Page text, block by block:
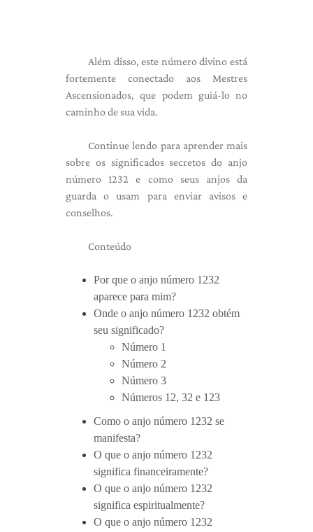
Além disso, este número divino está
fortemente conectado aos Mestres
Ascensionados, que podem guiá-lo no
caminho de sua vida.
Continue lendo para aprender mais
sobre os significados secretos do anjo
número 1232 e como seus anjos da
guarda o usam para enviar avisos e
conselhos.
Conteúdo
Por que o anjo número 1232
aparece para mim?
Onde o anjo número 1232 obtém
seu significado?
Número 1
Número 2
Número 3
Números 12, 32 e 123
Como o anjo número 1232 se
manifesta?
O que o anjo número 1232
significa financeiramente?
O que o anjo número 1232
significa espiritualmente?
O que o anjo número 1232